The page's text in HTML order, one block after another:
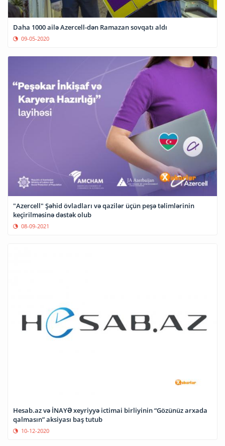
Daha 1000 ailə Azercell-dən Ramazan sovqatı aldı
09-05-2020
"Azercell" Şəhid övladları və qazilər üçün peşə təlimlərinin
keçirilməsinə dəstək olub
08-09-2021
Hesab.az və İNAYƏ xeyriyyə ictimai birliyinin “Gözünüz arxada
qalmasın” aksiyası baş tutub
10-12-2020